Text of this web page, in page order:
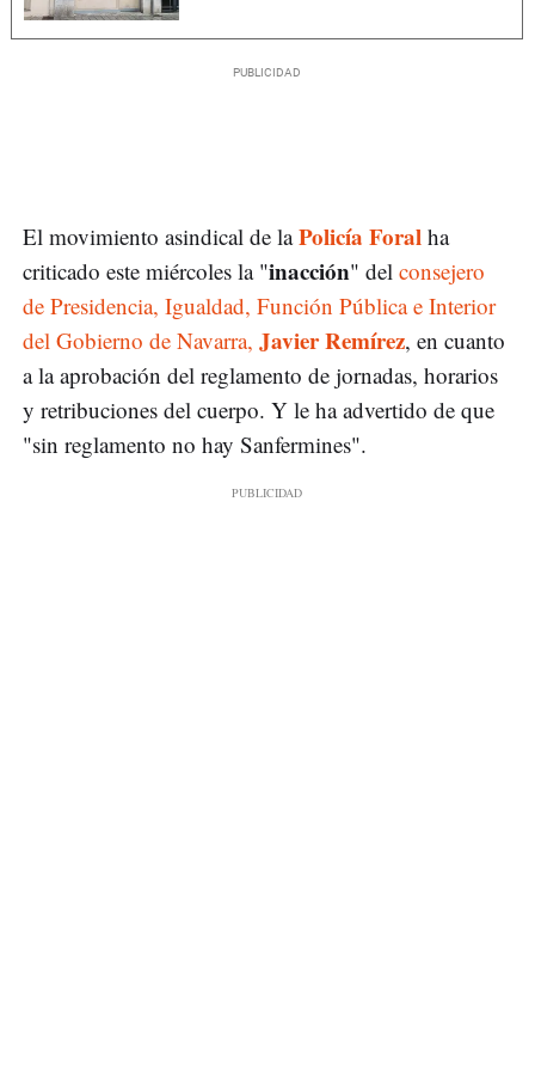
El movimiento asindical de laPolicía Foral ha
criticado este miércoles la "inacción" del consejero
de Presidencia, Igualdad, Función Pública e Interior
del Gobierno de Navarra, Javier Remírez, en cuanto
a la aprobación del reglamento de jornadas, horarios
y retribuciones del cuerpo. Y le ha advertido de que
"sin reglamento no hay Sanfermines".